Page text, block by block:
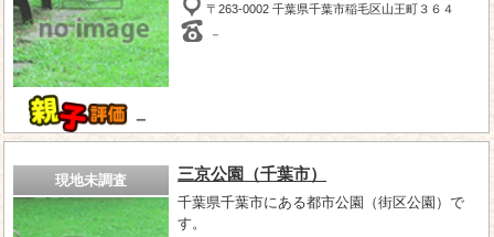
－
〒263-0002 千葉県千葉市稲毛区山王町３６４
－
現地未調査 三京公園（千葉市）
千葉県千葉市にある都市公園（街区公園）で
す。